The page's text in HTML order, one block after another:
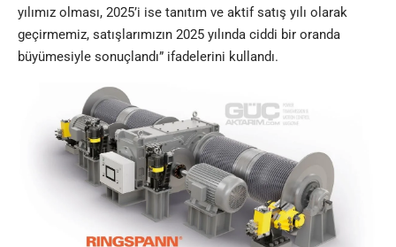
yılımız olması, 2025’i ise tanıtım ve aktif satış yılı olarak
geçirmemiz, satışlarımızın 2025 yılında ciddi bir oranda
büyümesiyle sonuçlandı” ifadelerini kullandı.